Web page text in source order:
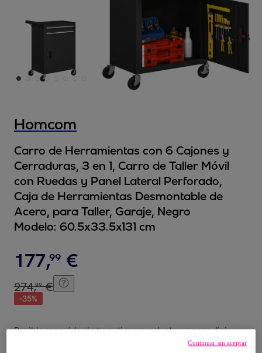
Homcom
Carro de Herramientas con 6 Cajones y
Cerraduras, 3 en 1, Carro de Taller Móvil
con Ruedas y Panel Lateral Perforado,
Caja de Herramientas Desmontable de
Acero, para Taller, Garaje, Negro
Modelo: 60.5x33.5x131 cm
177,99 €
274,99 €
-35%
Posible recogida de tu antiguo producto,ver condiciones
Continuar sin aceptar